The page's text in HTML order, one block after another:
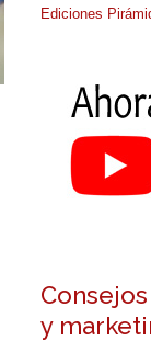
Ediciones
y